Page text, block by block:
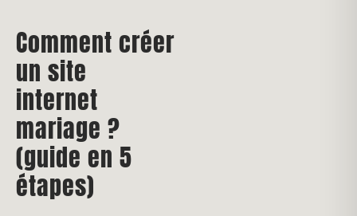
Comment créer
un site
internet
mariage ?
(guide en 5
étapes)